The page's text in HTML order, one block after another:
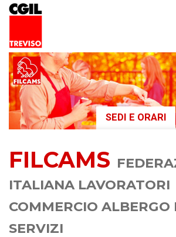
LAVORATORI
PENSIONATI
SERVIZI
SEGRETERIA
SEDI
CONTATTI
SEDI E ORARI
FILCAMS
ITALIANA LAVORATORI
COMMERCIO ALBERGO
SERVIZI